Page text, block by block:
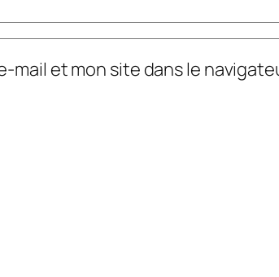
mail et mon site dans le